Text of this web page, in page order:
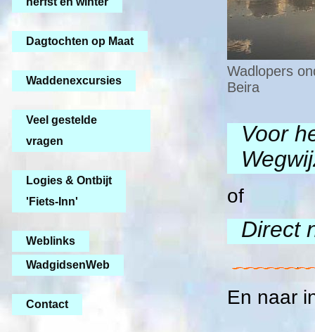
Dagtochten op Maat
Waddenexcursies
Veel gestelde
vragen
Logies & Ontbijt
'Fiets-Inn'
Weblinks
WadgidsenWeb
Contact
Wadlopers
Beira
Voor
of
Direct
En naar